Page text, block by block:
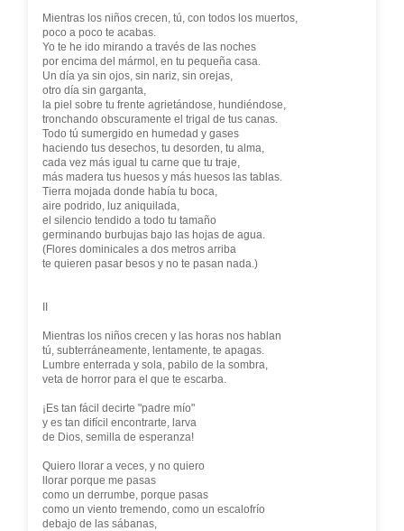
Mientras los niños crecen, tú, con todos los muertos,
poco a poco te acabas.
Yo te he ido mirando a través de las noches
por encima del mármol, en tu pequeña casa.
Un día ya sin ojos, sin nariz, sin orejas,
otro día sin garganta,
la piel sobre tu frente agrietándose, hundiéndose,
tronchando obscuramente el trigal de tus canas.
Todo tú sumergido en humedad y gases
haciendo tus desechos, tu desorden, tu alma,
cada vez más igual tu carne que tu traje,
más madera tus huesos y más huesos las tablas.
Tierra mojada donde había tu boca,
aire podrido, luz aniquilada,
el silencio tendido a todo tu tamaño
germinando burbujas bajo las hojas de agua.
(Flores dominicales a dos metros arriba
te quieren pasar besos y no te pasan nada.)
Mientras los niños crecen y las horas nos hablan
tú, subterráneamente, lentamente, te apagas.
Lumbre enterrada y sola, pabilo de la sombra,
veta de horror para el que te escarba.
¡Es tan fácil decirte "padre mío"
y es tan difícil encontrarte, larva
de Dios, semilla de esperanza!
Quiero llorar a veces, y no quiero
llorar porque me pasas
como un derrumbe, porque pasas
como un viento tremendo, como un escalofrío
debajo de las sábanas,